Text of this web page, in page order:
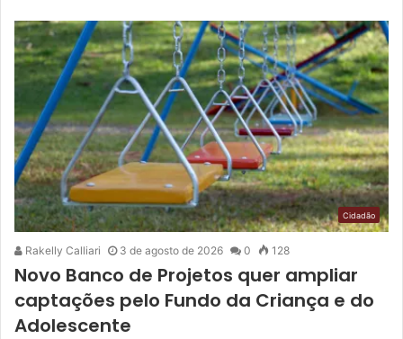
Cidadão
Rakelly Calliari 3 de agosto de 2026 0 128
Novo Banco de Projetos quer ampliar
captações pelo Fundo da Criança e do
Adolescente